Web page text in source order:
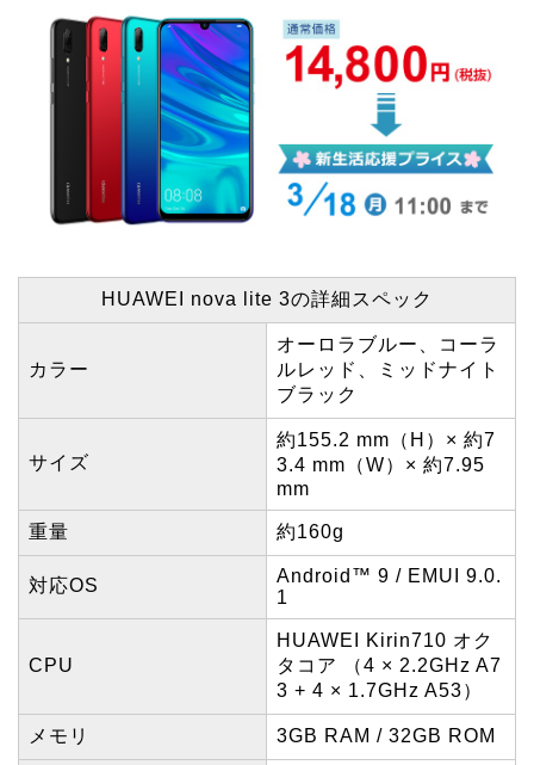
HUAWEI nova lite 3の詳細スペック
カラー
オーロラブルー、コーラ
ルレッド、ミッドナイト
ブラック
サイズ
約155.2 mm（H）× 約7
3.4 mm（W）× 約7.95
mm
重量 約160g
対応OS
Android™ 9 / EMUI 9.0.
1
CPU
HUAWEI Kirin710 オク
タコア （4 × 2.2GHz A7
3 + 4 × 1.7GHz A53）
メモリ 3GB RAM / 32GB ROM